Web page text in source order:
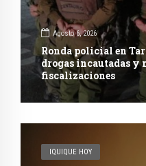
Agosto 6, 2026
Ronda policial en
drogas incautadas y
fiscalizaciones
IQUIQUE HOY